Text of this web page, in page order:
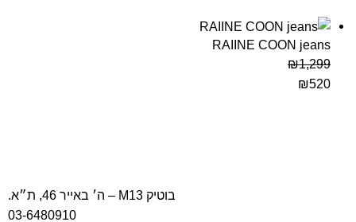
RAIINE COON jeans
₪1,299
₪520
בוטיק M13 – ה׳ באייר 46, ת״א.
03-6480910